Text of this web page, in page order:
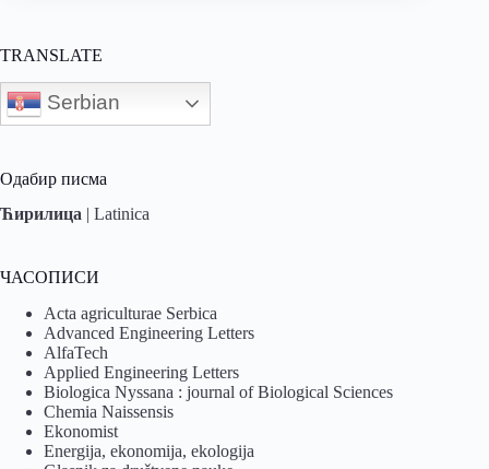
TRANSLATE
Serbian
Одабир писма
Ћирилица | Latinica
ЧАСОПИСИ
Acta agriculturae Serbica
Advanced Engineering Letters
AlfaTech
Applied Engineering Letters
Biologica Nyssana : journal of Biological Sciences
Chemia Naissensis
Ekonomist
Energija, ekonomija, ekologija